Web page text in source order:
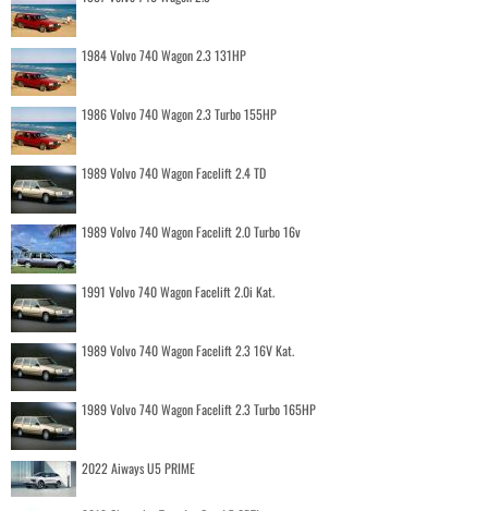
1984 Volvo 740 Wagon 2.3 131HP
1986 Volvo 740 Wagon 2.3 Turbo 155HP
1989 Volvo 740 Wagon Facelift 2.4 TD
1989 Volvo 740 Wagon Facelift 2.0 Turbo 16v
1991 Volvo 740 Wagon Facelift 2.0i Kat.
1989 Volvo 740 Wagon Facelift 2.3 16V Kat.
1989 Volvo 740 Wagon Facelift 2.3 Turbo 165HP
2022 Aiways U5 PRIME